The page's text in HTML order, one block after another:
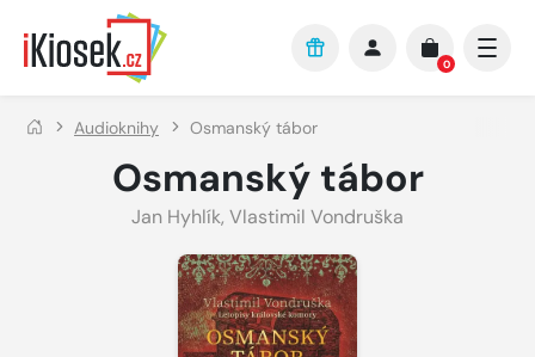
Přejít na hlavní obsah
0
Audioknihy Osmanský tábor
Osmanský tábor
Jan Hyhlík, Vlastimil Vondruška